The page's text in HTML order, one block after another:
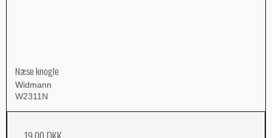
Næse knogle
Widmann
W2311N